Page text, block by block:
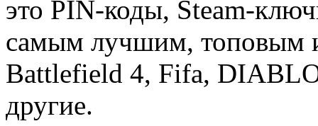
это PIN-коды, Steam-
самым лучшим, топовым
Battlefield 4, Fifa,
другие.